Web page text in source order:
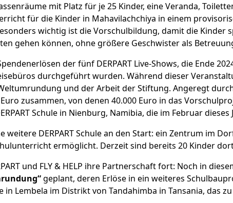
mit Platz für je 25 Kinder, eine Veranda,
für die Kinder in Mahavilachchiya in einem
wichtig ist die Vorschulbildung, damit die
gehen können, ohne größere Geschwister als
der fünf DERPART Live-Shows, die Ende
durchgeführt wurden. Während dieser
und der Arbeit der Stiftung. Angeregt
zusammen, von denen 40.000 Euro in das
Schule in Nienburg, Namibia, die im Februar
weitere DERPART Schule an den Start: ein Zentrum im
ermöglicht. Derzeit sind bereits 20 Kinder
und FLY & HELP ihre Partnerschaft fort: Noch in
geplant, deren Erlöse in ein weiteres
in Lembela im Distrikt von Tandahimba in Tansania, das